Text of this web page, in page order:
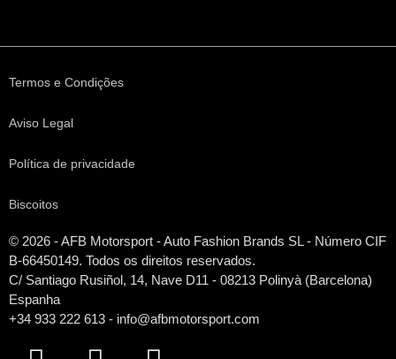
Termos e Condições
Aviso Legal
Política de privacidade
Biscoitos
© 2026 - AFB Motorsport - Auto Fashion Brands SL- Número CIF
B-66450149. Todos os direitos reservados.
C/ Santiago Rusiñol, 14, Nave D11 - 08213 Polinyà (Barcelona)
Espanha
+34 933 222 613 - info@afbmotorsport.com